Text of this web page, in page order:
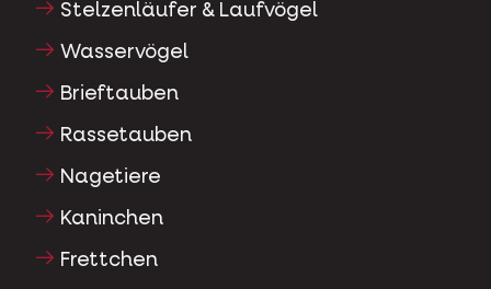
Stelzenläufer & Laufvögel
Wasservögel
Brieftauben
Rassetauben
Nagetiere
Kaninchen
Frettchen